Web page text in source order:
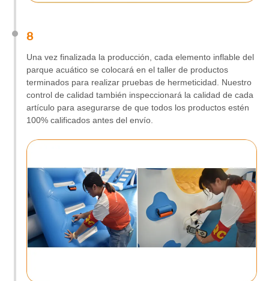
8
Una vez finalizada la producción, cada elemento inflable del
parque acuático se colocará en el taller de productos
terminados para realizar pruebas de hermeticidad. Nuestro
control de calidad también inspeccionará la calidad de cada
artículo para asegurarse de que todos los productos estén
100% calificados antes del envío.